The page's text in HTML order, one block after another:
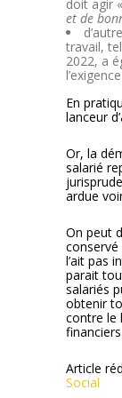
doit agir «
et de
travail,
2022, a
En
lanceur
Or, la
salarié
ardue
On peut
l’ait pas
parait
salariés
obtenir
contre le
financiers.
Article
Social